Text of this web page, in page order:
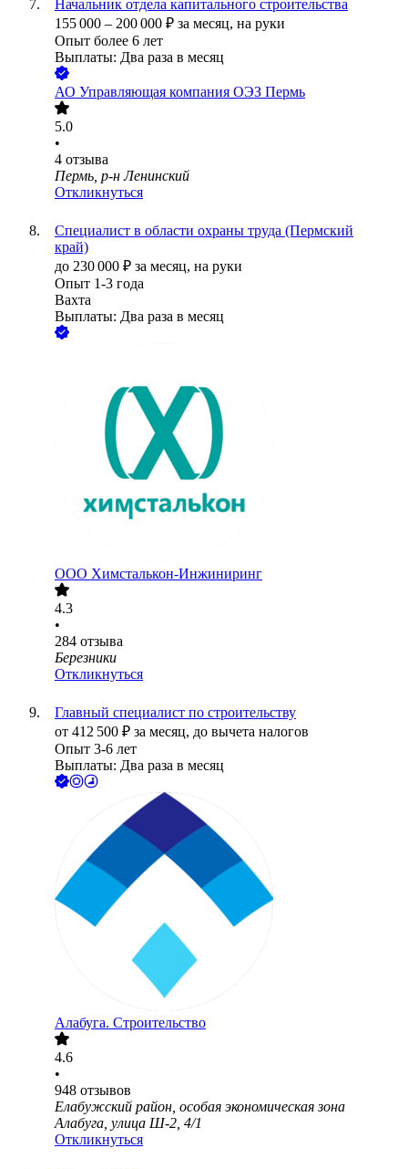
Начальник отдела капитального строительства
155 000 – 200 000 ₽ за месяц, на руки
Опыт более 6 лет
Выплаты: Два раза в месяц
АО Управляющая компания ОЭЗ Пермь
5.0
•
4 отзыва
Пермь, р-н Ленинский
Откликнуться
Специалист в области охраны труда (Пермский
край)
до 230 000 ₽ за месяц, на руки
Опыт 1-3 года
Вахта
Выплаты: Два раза в месяц
ООО Химсталькон-Инжиниринг
4.3
•
284 отзыва
Березники
Откликнуться
Главный специалист по строительству
от 412 500 ₽ за месяц, до вычета налогов
Опыт 3-6 лет
Выплаты: Два раза в месяц
Алабуга. Строительство
4.6
•
948 отзывов
Елабужский район, особая экономическая зона
Алабуга, улица Ш-2, 4/1
Откликнуться